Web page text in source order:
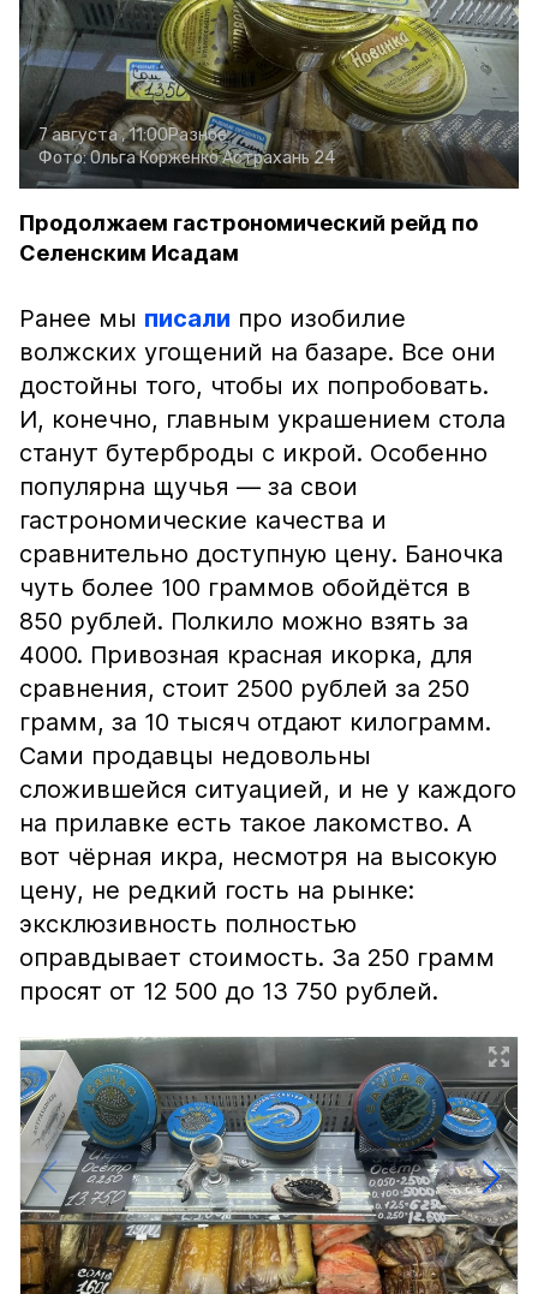
7 августа , 11:00Разное
Фото:Ольга КорженкоАстрахань 24
Продолжаем гастрономический рейд по
Селенским Исадам
Ранее мы писали про изобилие
волжских угощений на базаре. Все они
достойны того, чтобы их попробовать.
И, конечно, главным украшением стола
станут бутерброды с икрой. Особенно
популярна щучья — за свои
гастрономические качества и
сравнительно доступную цену. Баночка
чуть более 100 граммов обойдётся в
850 рублей. Полкило можно взять за
4000. Привозная красная икорка, для
сравнения, стоит 2500 рублей за 250
грамм, за 10 тысяч отдают килограмм.
Сами продавцы недовольны
сложившейся ситуацией, и не у каждого
на прилавке есть такое лакомство. А
вот чёрная икра, несмотря на высокую
цену, не редкий гость на рынке:
эксклюзивность полностью
оправдывает стоимость. За 250 грамм
просят от 12 500 до 13 750 рублей.